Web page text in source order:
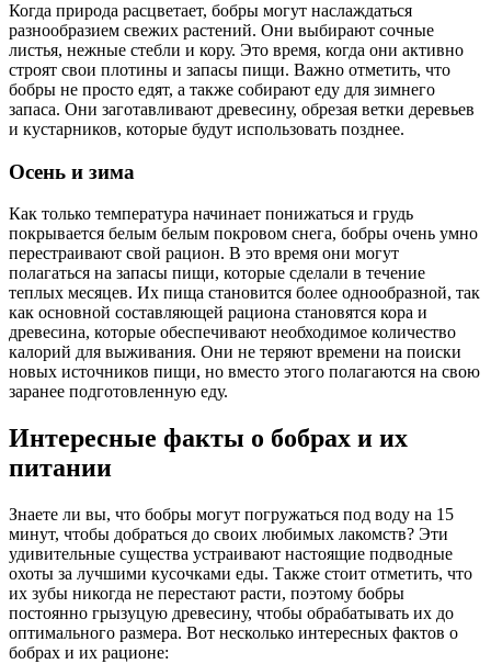
Когда природа расцветает, бобры могут наслаждаться
разнообразием свежих растений. Они выбирают сочные
листья, нежные стебли и кору. Это время, когда они активно
строят свои плотины и запасы пищи. Важно отметить, что
бобры не просто едят, а также собирают еду для зимнего
запаса. Они заготавливают древесину, обрезая ветки деревьев
и кустарников, которые будут использовать позднее.
Осень и зима
Как только температура начинает понижаться и грудь
покрывается белым белым покровом снега, бобры очень умно
перестраивают свой рацион. В это время они могут
полагаться на запасы пищи, которые сделали в течение
теплых месяцев. Их пища становится более однообразной, так
как основной составляющей рациона становятся кора и
древесина, которые обеспечивают необходимое количество
калорий для выживания. Они не теряют времени на поиски
новых источников пищи, но вместо этого полагаются на свою
заранее подготовленную еду.
Интересные факты о бобрах и их
питании
Знаете ли вы, что бобры могут погружаться под воду на 15
минут, чтобы добраться до своих любимых лакомств? Эти
удивительные существа устраивают настоящие подводные
охоты за лучшими кусочками еды. Также стоит отметить, что
их зубы никогда не перестают расти, поэтому бобры
постоянно грызуцую древесину, чтобы обрабатывать их до
оптимального размера. Вот несколько интересных фактов о
бобрах и их рационе: